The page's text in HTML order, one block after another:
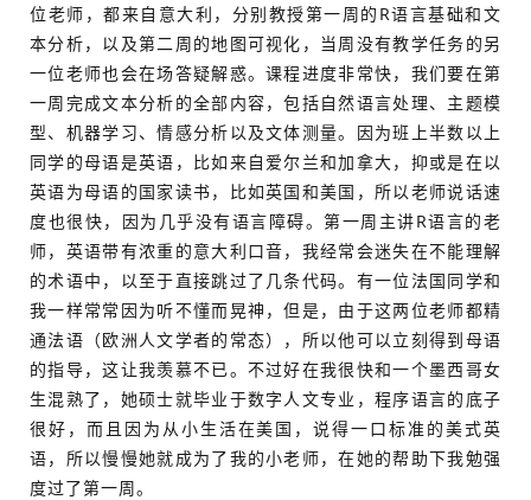
位老师，都来自意大利，分别教授第一周的R语言基础和文
本分析，以及第二周的地图可视化，当周没有教学任务的另
一位老师也会在场答疑解惑。课程进度非常快，我们要在第
一周完成文本分析的全部内容，包括自然语言处理、主题模
型、机器学习、情感分析以及文体测量。因为班上半数以上
同学的母语是英语，比如来自爱尔兰和加拿大，抑或是在以
英语为母语的国家读书，比如英国和美国，所以老师说话速
度也很快，因为几乎没有语言障碍。第一周主讲R语言的老
师，英语带有浓重的意大利口音，我经常会迷失在不能理解
的术语中，以至于直接跳过了几条代码。有一位法国同学和
我一样常常因为听不懂而晃神，但是，由于这两位老师都精
通法语（欧洲人文学者的常态），所以他可以立刻得到母语
的指导，这让我羡慕不已。不过好在我很快和一个墨西哥女
生混熟了，她硕士就毕业于数字人文专业，程序语言的底子
很好，而且因为从小生活在美国，说得一口标准的美式英
语，所以慢慢她就成为了我的小老师，在她的帮助下我勉强
度过了第一周。